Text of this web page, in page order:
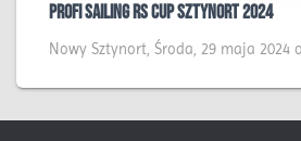
Profi Sailing RS Cup Sztynort 2024
Nowy Sztynort, Środa, 29 maja 2024